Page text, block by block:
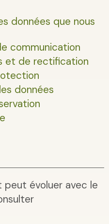
données que nous
communication
et de rectification
données
évoluer avec le